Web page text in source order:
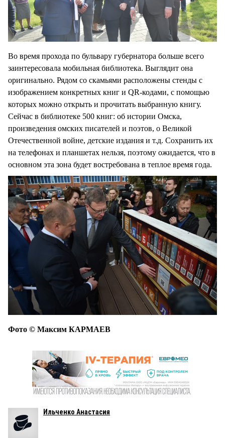
Во время прохода по бульвару губернатора больше всего
заинтересовала мобильная библиотека. Выглядит она
оригинально. Рядом со скамьями расположены стенды с
изображением конкретных книг и QR-кодами, с помощью
которых можно открыть и прочитать выбранную книгу.
Сейчас в библиотеке 500 книг: об истории Омска,
произведения омских писателей и поэтов, о Великой
Отечественной войне, детские издания и т.д. Сохранить их
на телефонах и планшетах нельзя, поэтому ожидается, что в
основном эта зона будет востребована в теплое время года.
Фото © Максим КАРМАЕВ
Ильченко Анастасия